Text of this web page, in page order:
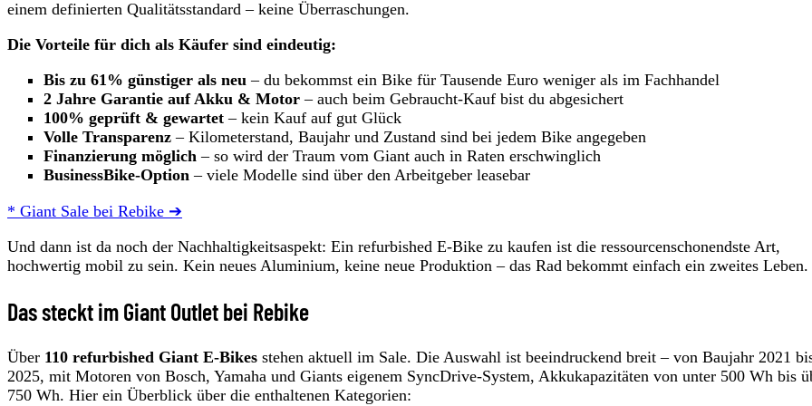
einem definierten Qualitätsstandard – keine Überraschungen.
Die Vorteile für dich als Käufer sind eindeutig:
Bis zu 61% günstiger als neu – du bekommst ein Bike für Tausende Euro weniger als im Fachhandel
2 Jahre Garantie auf Akku & Motor – auch beim Gebraucht-Kauf bist du abgesichert
100% geprüft & gewartet – kein Kauf auf gut Glück
Volle Transparenz – Kilometerstand, Baujahr und Zustand sind bei jedem Bike angegeben
Finanzierung möglich – so wird der Traum vom Giant auch in Raten erschwinglich
BusinessBike-Option – viele Modelle sind über den Arbeitgeber leasebar
* Giant Sale bei Rebike ➔
Und dann ist da noch der Nachhaltigkeitsaspekt: Ein refurbished E-Bike zu kaufen ist die ressourcenschonendste Art,
hochwertig mobil zu sein. Kein neues Aluminium, keine neue Produktion – das Rad bekommt einfach ein zweites Leben.
Das steckt im Giant Outlet bei Rebike
Über 110 refurbished Giant E-Bikes stehen aktuell im Sale. Die Auswahl ist beeindruckend breit – von Baujahr 2021
2025, mit Motoren von Bosch, Yamaha und Giants eigenem SyncDrive-System, Akkukapazitäten von unter 500 Wh bis
750 Wh. Hier ein Überblick über die enthaltenen Kategorien: